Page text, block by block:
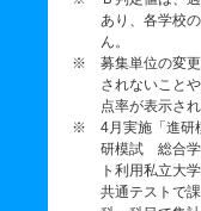
あり、各学校
ん。
※ 募集単位の変更
されないこと
点率が表示さ
※ 4月実施「進研
研模試 総合学
ト利用私立大
共通テストで